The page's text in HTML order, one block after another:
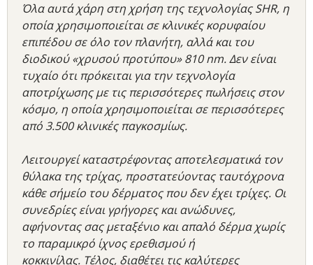
Όλα αυτά χάρη στη χρήση της τεχνολογίας SHR, η
οποία χρησιμοποιείται σε κλινικές κορυφαίου
επιπέδου σε όλο τον πλανήτη, αλλά και του
διοδικού «χρυσού προτύπου» 810 nm. Δεν είναι
τυχαίο ότι πρόκειται για την τεχνολογία
αποτρίχωσης με τις περισσότερες πωλήσεις στον
κόσμο, η οποία χρησιμοποιείται σε περισσότερες
από 3.500 κλινικές παγκοσμίως.
Λειτουργεί καταστρέφοντας αποτελεσματικά τον
θύλακα της τρίχας, προστατεύοντας ταυτόχρονα
κάθε σήμείο του δέρματος που δεν έχει τρίχες. Οι
συνεδρίες είναι γρήγορες και ανώδυνες,
αφήνοντας σας μεταξένιο και απαλό δέρμα χωρίς
το παραμικρό ίχνος ερεθισμού ή
κοκκινίλας. Τέλος, διαθέτει τις καλύτερες